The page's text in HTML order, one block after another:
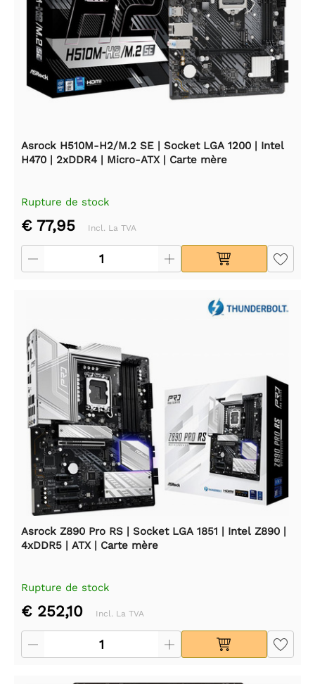
Asrock H510M-H2/M.2 SE | Socket LGA 1200 | Intel
H470 | 2xDDR4 | Micro-ATX | Carte mère
Rupture de stock
€ 77,95 Incl. La TVA
Asrock Z890 Pro RS | Socket LGA 1851 | Intel Z890 |
4xDDR5 | ATX | Carte mère
Rupture de stock
€ 252,10 Incl. La TVA